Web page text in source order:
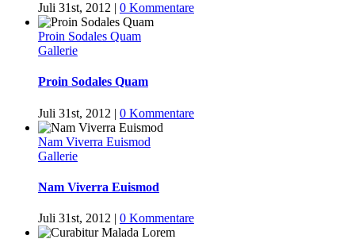
Juli 31st, 2012 | 0 Kommentare
Proin Sodales Quam
Gallerie
Proin Sodales Quam
Juli 31st, 2012 | 0 Kommentare
Nam Viverra Euismod
Gallerie
Nam Viverra Euismod
Juli 31st, 2012 | 0 Kommentare